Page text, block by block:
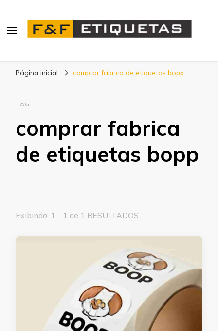
Página inicial comprar fabrica de etiquetas bopp
TAG
comprar fabrica
de etiquetas bopp
Exibindo: 1 - 1 de 1 RESULTADOS